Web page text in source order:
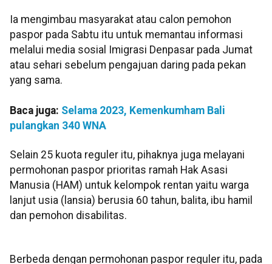
Ia mengimbau masyarakat atau calon pemohon
paspor pada Sabtu itu untuk memantau informasi
melalui media sosial Imigrasi Denpasar pada Jumat
atau sehari sebelum pengajuan daring pada pekan
yang sama.
Baca juga: Selama 2023, Kemenkumham Bali
pulangkan 340 WNA
Selain 25 kuota reguler itu, pihaknya juga melayani
permohonan paspor prioritas ramah Hak Asasi
Manusia (HAM) untuk kelompok rentan yaitu warga
lanjut usia (lansia) berusia 60 tahun, balita, ibu hamil
dan pemohon disabilitas.
Berbeda dengan permohonan paspor reguler itu, pada